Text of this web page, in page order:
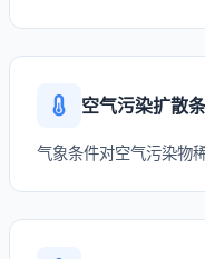
空气污染扩散
气象条件对空气污染物